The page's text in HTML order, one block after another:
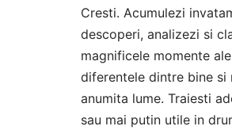
Cresti. Acumulezi
descoperi, analizezi si
magnificele momente
diferentele dintre bine
anumita lume. Traiesti
sau mai putin utile in